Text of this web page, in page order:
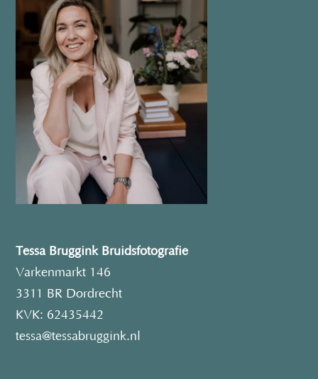
Tessa Bruggink Bruidsfotografie
Varkenmarkt 146
3311 BR Dordrecht
KVK: 62435442
tessa@tessabruggink.nl